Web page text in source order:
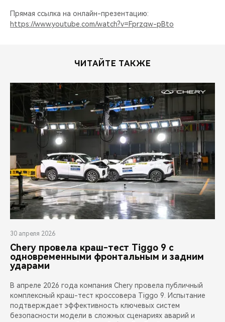
Прямая ссылка на онлайн-презентацию:
https://www.youtube.com/watch?v=Fprzqw-pBto
ЧИТАЙТЕ ТАКЖЕ
30 апреля 2026
Chery провела краш-тест Tiggo 9 с
одновременными фронтальным и задним
ударами
В апреле 2026 года компания Chery провела публичный
комплексный краш-тест кроссовера Tiggo 9. Испытание
подтверждает эффективность ключевых систем
безопасности модели в сложных сценариях аварий и